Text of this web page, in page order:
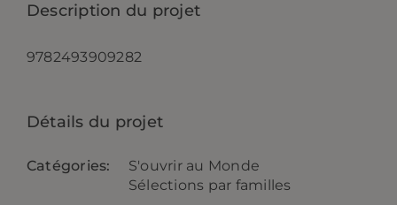
Description du projet
9782493909282
Détails du projet
Catégories:
S'ouvrir au Monde
Sélections par familles